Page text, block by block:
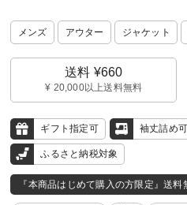
メンズ アウター ジャケット
送料 ¥660
¥ 20,000以上送料無料
ギフト指定可 袖丈詰め可
ふるさと納税対象
『本商品はじめて購入の方限定』送料